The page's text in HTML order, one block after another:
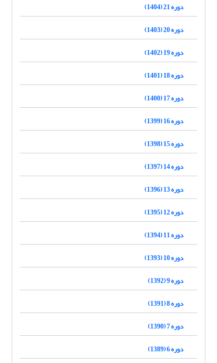
دوره 21 (1404)
دوره 20 (1403)
دوره 19 (1402)
دوره 18 (1401)
دوره 17 (1400)
دوره 16 (1399)
دوره 15 (1398)
دوره 14 (1397)
دوره 13 (1396)
دوره 12 (1395)
دوره 11 (1394)
دوره 10 (1393)
دوره 9 (1392)
دوره 8 (1391)
دوره 7 (1390)
دوره 6 (1389)